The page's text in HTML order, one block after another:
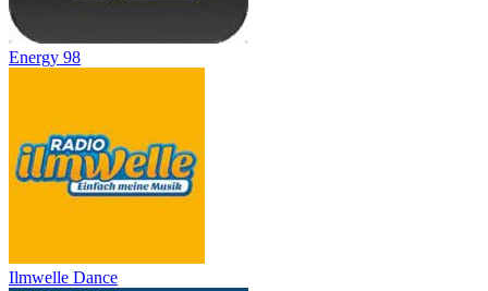
Energy 98
Ilmwelle Dance